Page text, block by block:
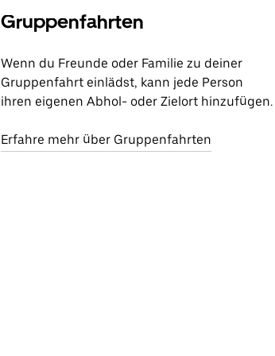
Gruppenfahrten
Wenn du Freunde oder Familie zu deiner
Gruppenfahrt einlädst, kann jede Person
ihren eigenen Abhol- oder Zielort hinzufügen.
Erfahre mehr über Gruppenfahrten